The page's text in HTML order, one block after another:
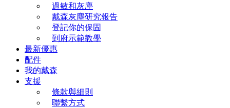
過敏和灰塵
戴森灰塵研究報告
登記你的保固
到府示範教學
最新優惠
配件
我的戴森
支援
條款與細則
聯繫方式